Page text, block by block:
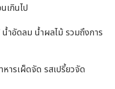
เกินไป
ำอัดลม น้ำผลไม้ รวมถึงการ
หารเผ็ดจัด รสเปรี้ยวจัด